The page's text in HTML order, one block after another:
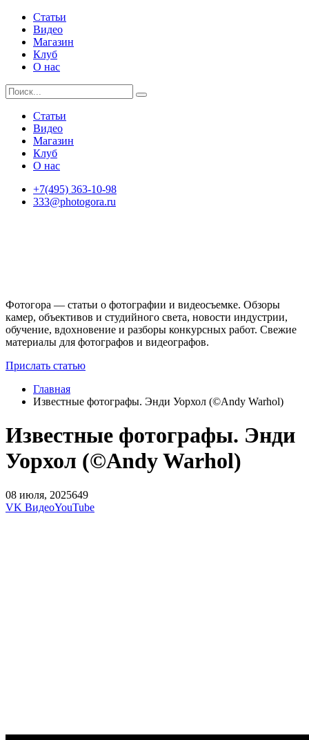
Статьи
Видео
Магазин
Клуб
О нас
Статьи
Видео
Магазин
Клуб
О нас
+7(495) 363-10-98
333@photogora.ru
Фотогора — статьи о фотографии и видеосъемке. Обзоры
камер, объективов и студийного света, новости индустрии,
обучение, вдохновение и разборы конкурсных работ. Свежие
материалы для фотографов и видеографов.
Прислать статью
Главная
Известные фотографы. Энди Уорхол (©Andy Warhol)
Известные фотографы. Энди
Уорхол (©Andy Warhol)
08 июля, 2025649
VK ВидеоYouTube